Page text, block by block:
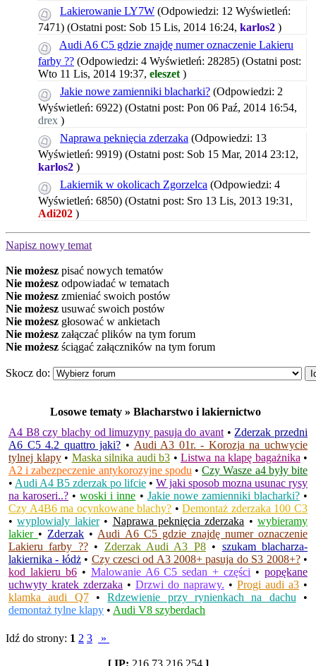
Lakierowanie LY7W (Odpowiedzi: 12 Wyświetleń:
7471) (Ostatni post: Sob 15 Lis, 2014 16:24, karlos2 )
Audi A6 C5 gdzie znajdę numer oznaczenie Lakieru
farby ?? (Odpowiedzi: 4 Wyświetleń: 28285) (Ostatni post:
Wto 11 Lis, 2014 19:37, eleszet )
Jakie nowe zamienniki blacharki? (Odpowiedzi: 2
Wyświetleń: 6922) (Ostatni post: Pon 06 Paź, 2014 16:54,
drex )
Naprawa peknięcia zderzaka (Odpowiedzi: 13
Wyświetleń: 9919) (Ostatni post: Sob 15 Mar, 2014 23:12,
karlos2 )
Lakiernik w okolicach Zgorzelca (Odpowiedzi: 4
Wyświetleń: 6850) (Ostatni post: Sro 13 Lis, 2013 19:31,
Adi202 )
Napisz nowy temat
Nie możesz pisać nowych tematów
Nie możesz odpowiadać w tematach
Nie możesz zmieniać swoich postów
Nie możesz usuwać swoich postów
Nie możesz głosować w ankietach
Nie możesz załączać plików na tym forum
Nie możesz ściągać załączników na tym forum
Skocz do:
Losowe tematy » Blacharstwo i lakiernictwo
A4 B8 czy blachy od limuzyny pasuja do avant • Zderzak przedni
A6 C5 4.2 quattro jaki? • Audi A3 01r. - Korozja na uchwycie
tylnej klapy• Maska silnika audi b3 • Listwa na klapę bagażnika •
A2 i zabezpeczenie antykorozyjne spodu •Czy Wasze a4 były bite
• Audi A4 B5 zderzak po lifcie • W jaki sposob mozna usunac rysy
na karoseri..? •woski i inne • Jakie nowe zamienniki blacharki?•
Czy A4B6 ma ocynkowane blachy? •Demontaż zderzaka 100 C3
•wyplowialy lakier• Naprawa peknięcia zderzaka • wybieramy
lakier • Zderzak • Audi A6 C5 gdzie znajdę numer oznaczenie
Lakieru farby ??• Zderzak Audi A3 P8• szukam blacharza-
lakiernika - łódż• Czy czesci od A3 2008+ pasuja do S3 2008+?•
kod lakieru b6• Malowanie A6 C5 sedan + części •popękane
uchwyty kratek zderzaka • Drzwi do naprawy. • Progi audi a3 •
klamka audi Q7•Rdzewienie przy rynienkach na dachu •
demontaż tylne klapy • Audi V8 szyberdach
Idź do strony: 1 2 3 »
[ IP: 216.73.216.254 ]